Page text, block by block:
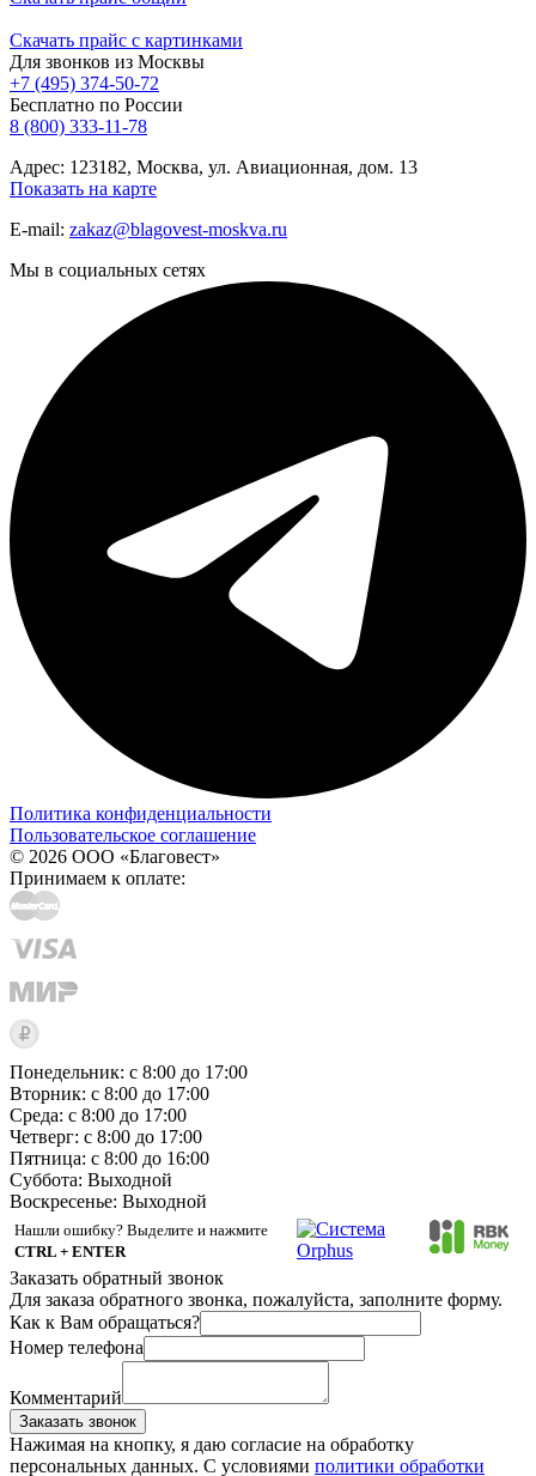
Скачать прайс с картинками
Для звонков из Москвы
+7 (495) 374-50-72
Бесплатно по России
8 (800) 333-11-78
Адрес: 123182, Москва, ул. Авиационная, дом. 13
Показать на карте
E-mail: zakaz@blagovest-moskva.ru
Мы в социальных сетях
Политика конфиденциальности
Пользовательское соглашение
© 2026 ООО «Благовест»
Принимаем к оплате:
Понедельник: с 8:00 до 17:00
Вторник: с 8:00 до 17:00
Среда: с 8:00 до 17:00
Четверг: с 8:00 до 17:00
Пятница: с 8:00 до 16:00
Суббота: Выходной
Воскресенье: Выходной
Нашли ошибку? Выделите и нажмите
CTRL + ENTER
Заказать обратный звонок
Для заказа обратного звонка, пожалуйста, заполните форму.
Как к Вам обращаться?
Номер телефона
Комментарий
Заказать звонок
Нажимая на кнопку, я даю согласие на обработку
персональных данных. С условиями политики обработки